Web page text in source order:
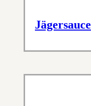
Jägersauce